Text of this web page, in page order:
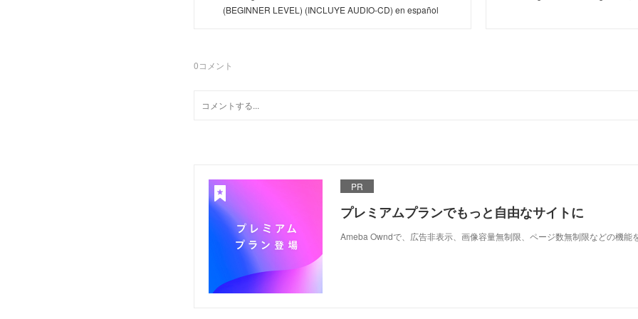
(BEGINNER LEVEL) (INCLUYE AUDIO-CD) en español
0コメント
PR
プレミアムプランでもっと自由なサイトに
Ameba Owndで、広告非表示、画像容量無制限、ページ数無制限などの機能